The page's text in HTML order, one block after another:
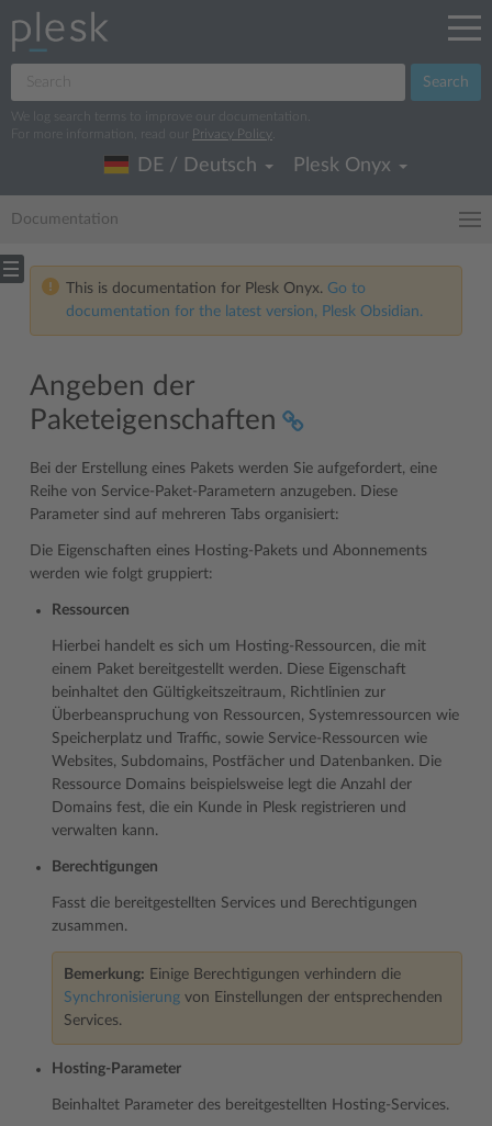
Search
We log search terms to improve our documentation.
For more information, read our
Privacy Policy
DE / Deutsch Plesk Onyx
Documentation
This is documentation for Plesk Onyx. Go to
documentation for the latest version, Plesk Obsidian.
Angeben der
Paketeigenschaften
Bei der Erstellung eines Pakets werden Sie aufgefordert, eine
Reihe von Service-Paket-Parametern anzugeben. Diese
Parameter sind auf mehreren Tabs organisiert:
Die Eigenschaften eines Hosting-Pakets und Abonnements
werden wie folgt gruppiert:
Ressourcen
Hierbei handelt es sich um Hosting-Ressourcen, die mit
einem Paket bereitgestellt werden. Diese Eigenschaft
beinhaltet den Gültigkeitszeitraum, Richtlinien zur
Überbeanspruchung von Ressourcen, Systemressourcen wie
Speicherplatz und Traffic, sowie Service-Ressourcen wie
Websites, Subdomains, Postfächer und Datenbanken. Die
Ressource Domains beispielsweise legt die Anzahl der
Domains fest, die ein Kunde in Plesk registrieren und
verwalten kann.
Berechtigungen
Fasst die bereitgestellten Services und Berechtigungen
zusammen.
Bemerkung: Einige Berechtigungen verhindern die
Synchronisierung von Einstellungen der entsprechenden
Services.
Hosting-Parameter
Beinhaltet Parameter des bereitgestellten Hosting-Services.